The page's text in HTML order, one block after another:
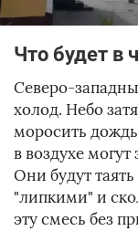
Что будет в
Северо-
холод. Небо
моросить
в воздухе
Они будут
"липкими" и
эту смесь без